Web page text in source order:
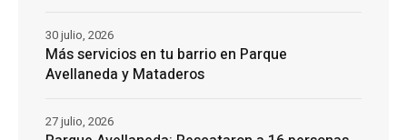
Más servicios en tu barrio en Parque
Avellaneda y Mataderos
30 julio, 2026
27 julio, 2026